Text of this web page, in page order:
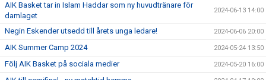
AIK Basket tar in Islam Haddar som ny huvudtränare för
damlaget
2024-06-13 14:00
Negin Eskender utsedd till årets unga ledare! 2024-06-06 20:00
AIK Summer Camp 2024 2024-05-24 13:50
Följ AIK Basket på sociala medier 2024-05-20 16:00